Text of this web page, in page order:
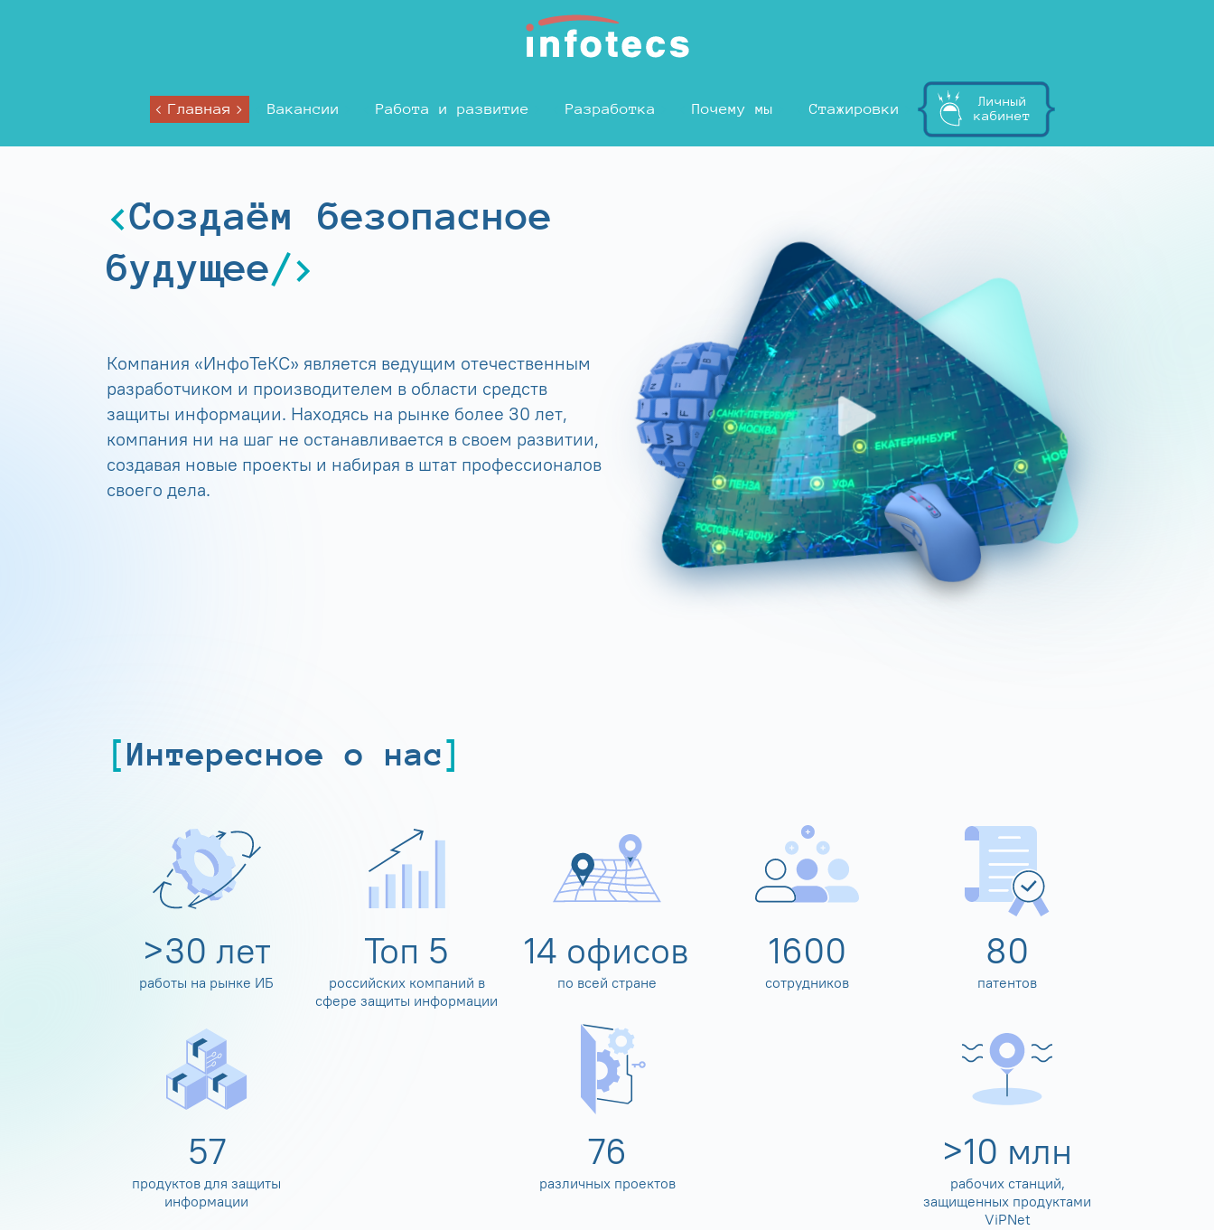
Главная Вакансии Работа и развитие Разработка Почему мы Стажировки
Личный
кабинет
Создаём безопасное
будущее
Компания «ИнфоТеКС» является ведущим отечественным
разработчиком и производителем в области средств
защиты информации. Находясь на рынке более 30 лет,
компания ни на шаг не останавливается в своем развитии,
создавая новые проекты и набирая в штат профессионалов
своего дела.
Интересное о нас
>30 лет
работы на рынке ИБ
Топ 5
российских компаний в
сфере защиты информации
14 офисов
по всей стране
1600
сотрудников
80
патентов
60
продуктов для защиты
информации
80
различных проектов
>10 млн
рабочих станций,
защищенных продуктами
ViPNet